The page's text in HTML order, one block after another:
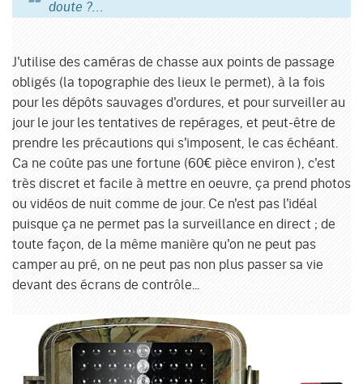
doute ?...
J'utilise des caméras de chasse aux points de passage
obligés (la topographie des lieux le permet), à la fois
pour les dépôts sauvages d'ordures, et pour surveiller au
jour le jour les tentatives de repérages, et peut-être de
prendre les précautions qui s'imposent, le cas échéant.
Ca ne coûte pas une fortune (60€ pièce environ ), c'est
très discret et facile à mettre en oeuvre, ça prend photos
ou vidéos de nuit comme de jour. Ce n'est pas l'idéal
puisque ça ne permet pas la surveillance en direct ; de
toute façon, de la même manière qu'on ne peut pas
camper au pré, on ne peut pas non plus passer sa vie
devant des écrans de contrôle...